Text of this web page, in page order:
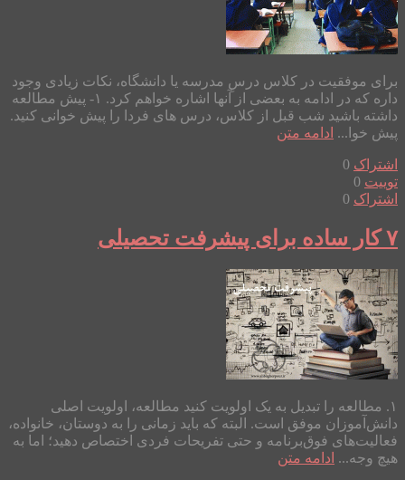
برای موفقیت در کلاس درسِ مدرسه یا دانشگاه، نکات زیادی وجود
داره که در ادامه به بعضی از آنها اشاره خواهم کرد. ۱- پیش مطالعه
داشته باشید شب قبل از کلاس، درس های فردا را پیش خوانی کنید.
پیش خوا... ادامه متن
اشتراک 0
توییت 0
اشتراک 0
۷ کار ساده برای پیشرفت تحصیلی
۱. مطالعه را تبدیل به یک اولویت کنید مطالعه، اولویت اصلی
دانش‌آموزان موفق است. البته که باید زمانی را به دوستان، خانواده،
فعالیت‌های فوق‌برنامه و حتی تفریحات فردی اختصاص دهید؛ اما به
هیچ وجه... ادامه متن